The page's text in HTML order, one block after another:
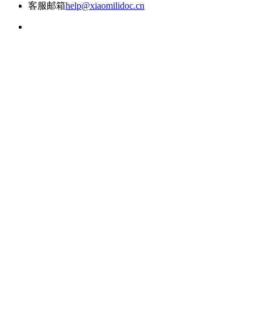
客服邮箱help@xiaomilidoc.cn